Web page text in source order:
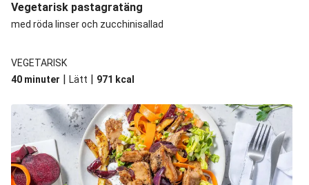
Vegetarisk pastagratäng
med röda linser och zucchinisallad
VEGETARISK
40 minuter | Lätt | 971 kcal